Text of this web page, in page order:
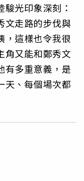
光印象深刻：
文走路的步伐與
，這樣也令我很
角又能和鄭秀文
有多重意義，是
天、每個場次都